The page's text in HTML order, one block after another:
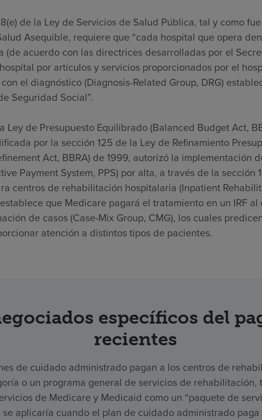
de la Ley de Servicios de Salud Pública, tal y como
Asequible, requiere que “cada hospital que opera
(de acuerdo con las directrices desarrolladas por el
por artículos y servicios proporcionados por el
el diagnóstico (Diagnosis-Related Group, DRG)
Seguridad Social”.
Ley de Presupuesto Equilibrado (Balanced Budget Act,
por la sección 125 de la Ley de Refinamiento
Act, BBRA) de 1999, autorizó la implementación
Payment System, PPS) por alta, a través de la sección
centros de rehabilitación hospitalaria (Inpatient
que Medicare pagará el tratamiento en un IRF
de casos (Case-Mix Group, CMG), los cuales
atención a distintos tipos de pacientes.
específicos del
recientes
de cuidado administrado pagan a los centros de
o un programa general de servicios de
de Medicare y Medicaid como un “paquete de
aplicaría cuando el plan de cuidado administrado